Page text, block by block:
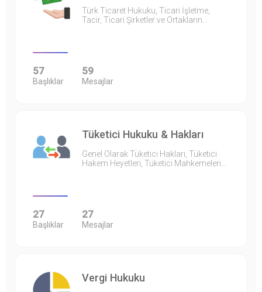
Türk Ticaret Hukuku, Ticari İşletme,
Tacir, Ticari Şirketler ve Ortakların…
57
Başlıklar
59
Mesajlar
Tüketici Hukuku & Hakları
Genel Olarak Tüketici Hakları, Tüketici
Hakem Heyetleri, Tüketici Mahkemeleri…
27
Başlıklar
27
Mesajlar
Vergi Hukuku